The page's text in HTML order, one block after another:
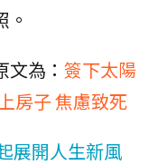
為： 簽下太陽
房子 焦慮致死
展開人生新風